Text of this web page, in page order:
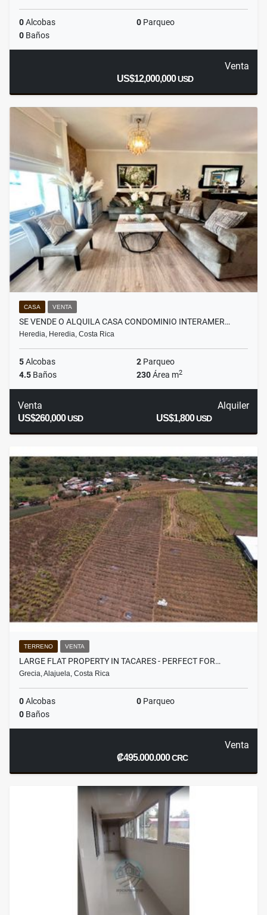
0Alcobas 0 Parqueo
0 Baños
Venta
US$12,000,000USD
CASA VENTA
SE VENDE O ALQUILA CASA CONDOMINIO INTERAMER…
Heredia, Heredia, Costa Rica
5Alcobas 2 Parqueo
4.5 Baños 230Área m2
Venta
US$260,000USD
Alquiler
US$1,800USD
TERRENO VENTA
LARGE FLAT PROPERTY IN TACARES - PERFECT FOR…
Grecia, Alajuela, Costa Rica
0Alcobas 0 Parqueo
0 Baños
Venta
₡495.000.000CRC